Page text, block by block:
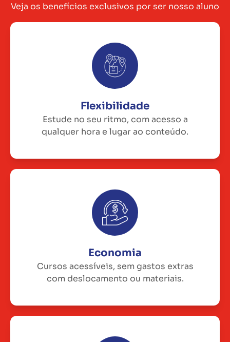
Veja os benefícios exclusivos por ser nosso aluno
Flexibilidade
Estude no seu ritmo, com acesso a
qualquer hora e lugar ao conteúdo.
Economia
Cursos acessíveis, sem gastos extras
com deslocamento ou materiais.